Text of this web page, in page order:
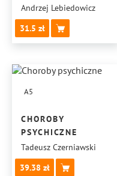
Andrzej Lebiedowicz
31.5
A5
CHOROBY
PSYCHICZNE
Tadeusz Czerniawski
39.38